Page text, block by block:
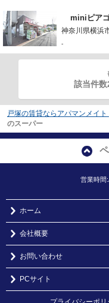
miniピア
神奈川県横浜
-
該当件
戸塚の賃貸ならアパマンメイト
のスーパー
営業時間
ホーム
会社概要
お問い合わせ
PCサイト